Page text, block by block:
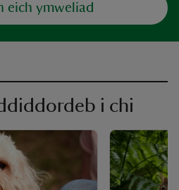
eich ymweliad
i chi